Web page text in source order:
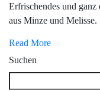
Erfrischendes und ganz
aus Minze und Melisse.
Read More
Suchen